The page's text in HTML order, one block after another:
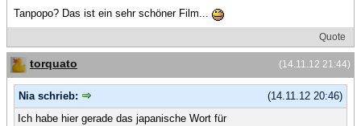
Tanpopo? Das ist ein sehr schöner Film...
Quote
(14.11.12 21:44)
torquato
(14.11.12 20:46)
Nia schrieb:
Ich habe hier gerade das japanische Wort für